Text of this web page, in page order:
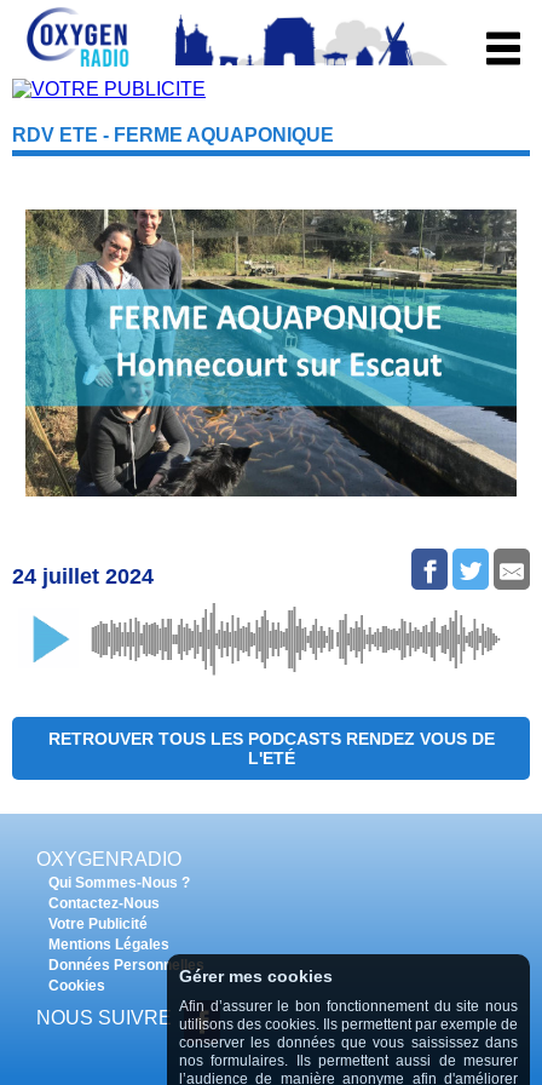
RDV ETE - FERME AQUAPONIQUE
24 juillet 2024
RETROUVER TOUS LES PODCASTS RENDEZ VOUS DE
L'ETÉ
OXYGENRADIO
Qui Sommes-Nous ?
Contactez-Nous
Votre Publicité
Mentions Légales
Données Personnelles
Cookies
NOUS SUIVRE
Gérer mes cookies
Afin d’assurer le bon fonctionnement du site nous
utilisons des cookies. Ils permettent par exemple de
conserver les données que vous saississez dans
nos formulaires. Ils permettent aussi de mesurer
l’audience de manière anonyme afin d'améliorer